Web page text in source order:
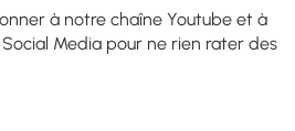
à notre chaîne Youtube et à
Media pour ne rien rater des